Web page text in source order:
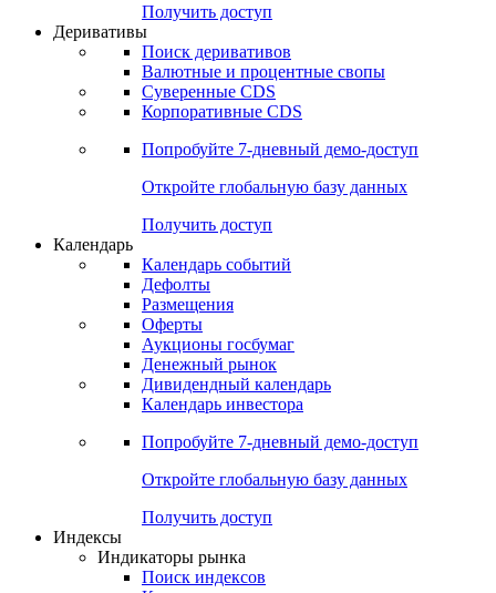
Получить доступ
Деривативы
Поиск деривативов
Валютные и процентные свопы
Суверенные CDS
Корпоративные CDS
Попробуйте 7-дневный демо-доступ
Откройте глобальную базу данных
Получить доступ
Календарь
Календарь событий
Дефолты
Размещения
Оферты
Аукционы госбумаг
Денежный рынок
Дивидендный календарь
Календарь инвестора
Попробуйте 7-дневный демо-доступ
Откройте глобальную базу данных
Получить доступ
Индексы
Индикаторы рынка
Поиск индексов